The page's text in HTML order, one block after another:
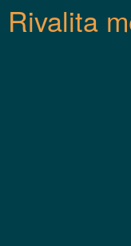
Rivalita